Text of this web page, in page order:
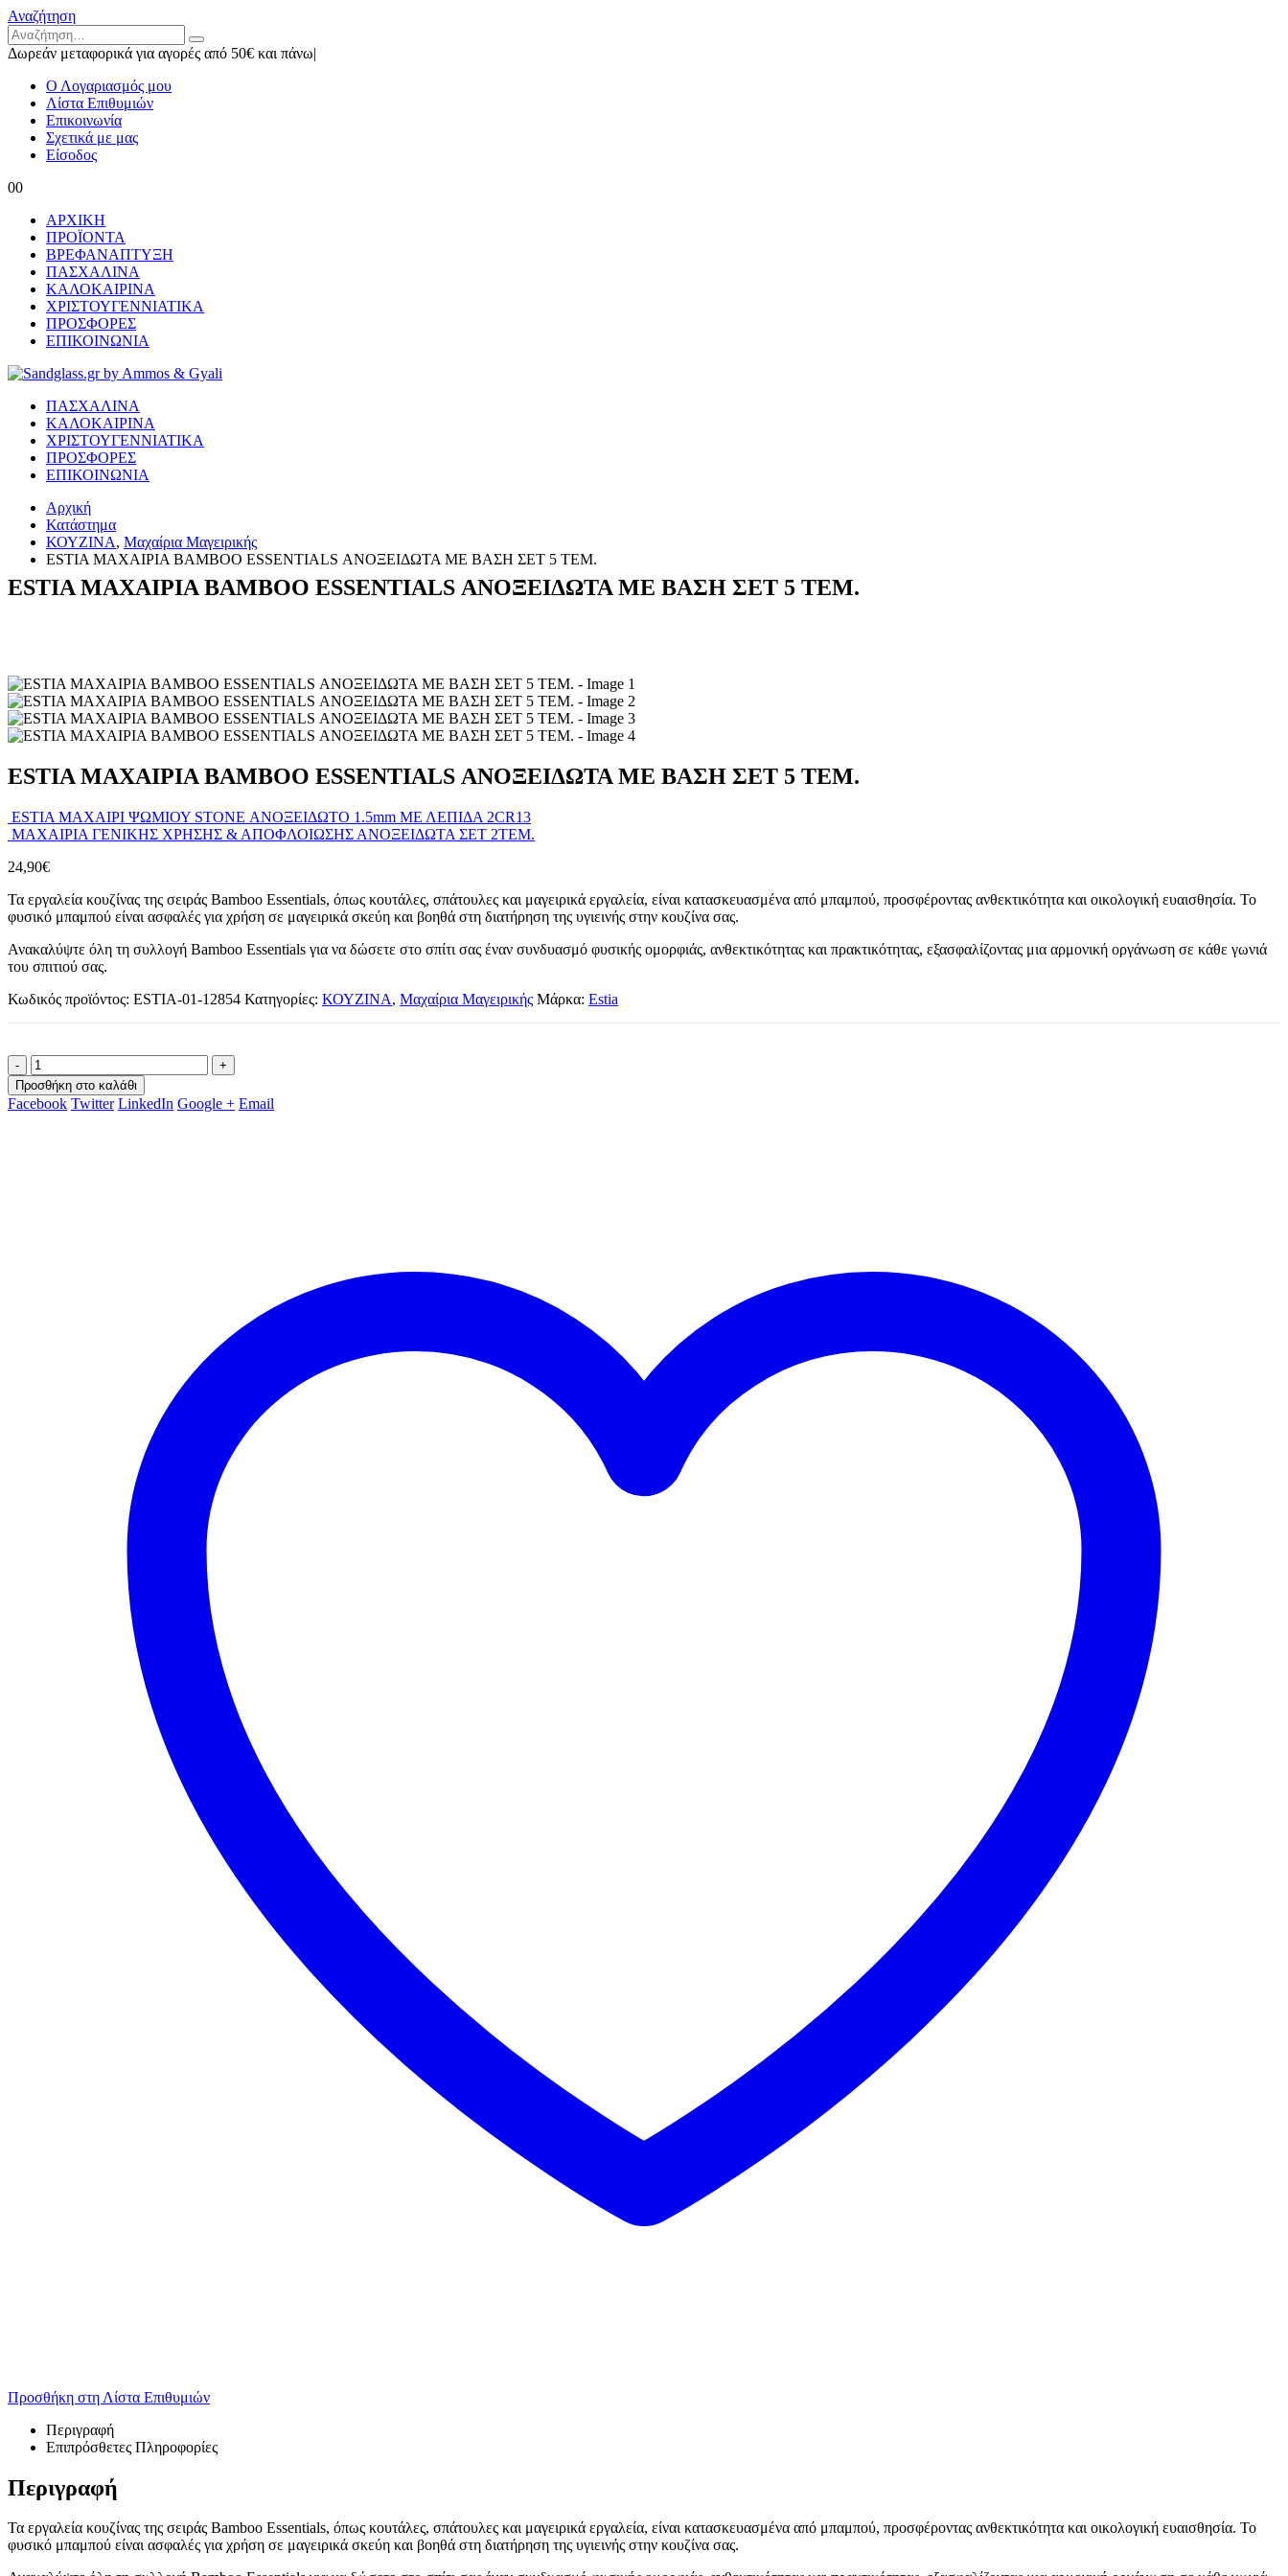
Αναζήτηση
Δωρεάν μεταφορικά για αγορές από 50€ και πάνω|
Ο Λογαριασμός μου
Λίστα Επιθυμιών
Επικοινωνία
Σχετικά με μας
Είσοδος
00
ΑΡΧΙΚΗ
ΠΡΟΪΟΝΤΑ
ΒΡΕΦΑΝΑΠΤΥΞΗ
ΠΑΣΧΑΛΙΝΑ
ΚΑΛΟΚΑΙΡΙΝΑ
ΧΡΙΣΤΟΥΓΕΝΝΙΑΤΙΚΑ
ΠΡΟΣΦΟΡΕΣ
ΕΠΙΚΟΙΝΩΝΙΑ
ΠΑΣΧΑΛΙΝΑ
ΚΑΛΟΚΑΙΡΙΝΑ
ΧΡΙΣΤΟΥΓΕΝΝΙΑΤΙΚΑ
ΠΡΟΣΦΟΡΕΣ
ΕΠΙΚΟΙΝΩΝΙΑ
Αρχική
Κατάστημα
ΚΟΥΖΙΝΑ, Μαχαίρια Μαγειρικής
ESTIA ΜΑΧΑΙΡΙΑ BAMBOO ESSENTIALS ΑΝΟΞΕΙΔΩΤΑ ΜΕ ΒΑΣΗ ΣΕΤ 5 ΤΕΜ.
ESTIA ΜΑΧΑΙΡΙΑ BAMBOO ESSENTIALS ΑΝΟΞΕΙΔΩΤΑ ΜΕ ΒΑΣΗ ΣΕΤ 5 ΤΕΜ.
ESTIA ΜΑΧΑΙΡΙΑ BAMBOO ESSENTIALS ΑΝΟΞΕΙΔΩΤΑ ΜΕ ΒΑΣΗ ΣΕΤ 5 ΤΕΜ.
ESTIA ΜΑΧΑΙΡΙ ΨΩΜΙΟΥ STONE ΑΝΟΞΕΙΔΩΤΟ 1.5mm ΜΕ ΛΕΠΙΔΑ 2CR13
ΜΑΧΑΙΡΙΑ ΓΕΝΙΚΗΣ ΧΡΗΣΗΣ & ΑΠΟΦΛΟΙΩΣΗΣ ΑΝΟΞΕΙΔΩΤΑ ΣΕΤ 2ΤΕΜ.
24,90€
Τα εργαλεία κουζίνας της σειράς Bamboo Essentials, όπως κουτάλες, σπάτουλες και μαγειρικά εργαλεία, είναι κατασκευασμένα από μπαμπού, προσφέροντας ανθεκτικότητα και οικολογική ευαισθησία. Το
φυσικό μπαμπού είναι ασφαλές για χρήση σε μαγειρικά σκεύη και βοηθά στη διατήρηση της υγιεινής στην κουζίνα σας.
Ανακαλύψτε όλη τη συλλογή Bamboo Essentials για να δώσετε στο σπίτι σας έναν συνδυασμό φυσικής ομορφιάς, ανθεκτικότητας και πρακτικότητας, εξασφαλίζοντας μια αρμονική οργάνωση σε κάθε γωνιά
του σπιτιού σας.
Κωδικός προϊόντος: ESTIA-01-12854 Κατηγορίες: ΚΟΥΖΙΝΑ, Μαχαίρια Μαγειρικής Μάρκα: Estia
-
+
Προσθήκη στο καλάθι
Facebook Twitter LinkedIn Google + Email
Προσθήκη στη Λίστα Επιθυμιών
Περιγραφή
Επιπρόσθετες Πληροφορίες
Περιγραφή
Τα εργαλεία κουζίνας της σειράς Bamboo Essentials, όπως κουτάλες, σπάτουλες και μαγειρικά εργαλεία, είναι κατασκευασμένα από μπαμπού, προσφέροντας ανθεκτικότητα και οικολογική ευαισθησία. Το
φυσικό μπαμπού είναι ασφαλές για χρήση σε μαγειρικά σκεύη και βοηθά στη διατήρηση της υγιεινής στην κουζίνα σας.